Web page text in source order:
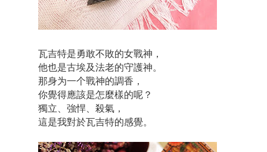
瓦吉特是勇敢不敗的女戰神，
他也是古埃及法老的守護神。
那身为一个戰神的調香，
你覺得應該是怎麼樣的呢？
獨立、強悍、殺氣，
這是我對於瓦吉特的感覺。